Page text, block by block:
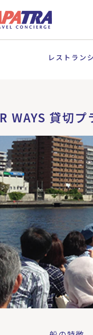
レストラン
WAYS 貸切プ